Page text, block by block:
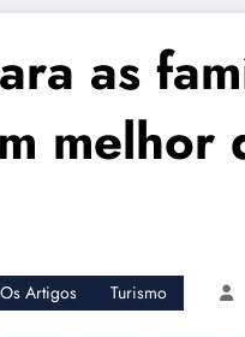
as
melhor
Artigos Turismo